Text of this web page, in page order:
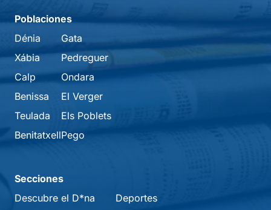
Poblaciones
Dénia
Xábia
Calp
Benissa
Teulada
Benitatxell
Gata
Pedreguer
Ondara
El Verger
Els Poblets
Pego
Secciones
Descubre el D*na
Deportes